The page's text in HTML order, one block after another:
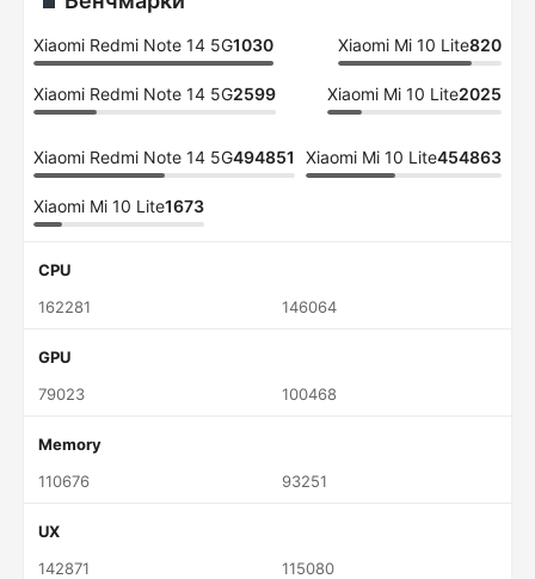
Xiaomi Redmi Note 14 5G1030 Xiaomi Mi 10 Lite820
Xiaomi Redmi Note 14 5G2599 Xiaomi Mi 10 Lite2025
Xiaomi Redmi Note 14 5G494851 Xiaomi Mi 10 Lite454863
Xiaomi Mi 10 Lite1673
CPU
162281
146064
GPU
79023
100468
Memory
110676
93251
UX
142871
115080